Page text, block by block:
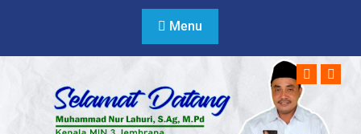
Menu
Previous